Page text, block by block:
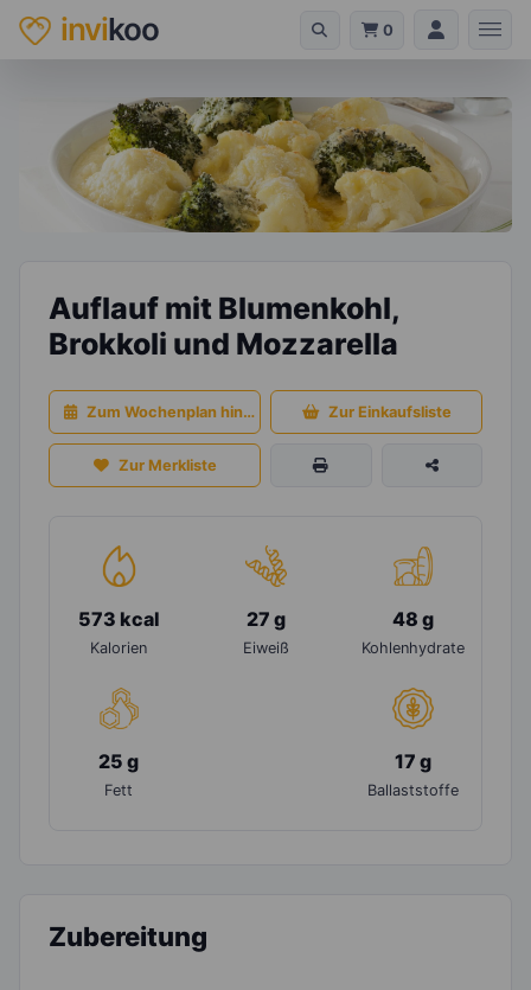
invikoo 0
Auflauf mit Blumenkohl,
Brokkoli und Mozzarella
Zum Wochenplan hinzufügen Zur Einkaufsliste
Zur Merkliste
573 kcal
Kalorien
27 g
Eiweiß
48 g
Kohlenhydrate
25 g
Fett
17 g
Ballaststoffe
Zubereitung